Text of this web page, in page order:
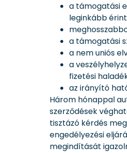
a támogatási
leginkább
a támogatási
a nem uniós
a
fizetési
az irányító
Három hónappal
szerződések
tisztázó kérdés
engedélyezési
megindítását